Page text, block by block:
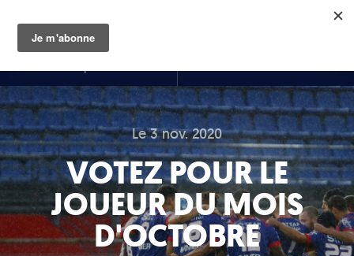
☰ FR EN
Le 3 nov. 2020
VOTEZ POUR LE
JOUEUR DU MOIS
D'OCTOBRE